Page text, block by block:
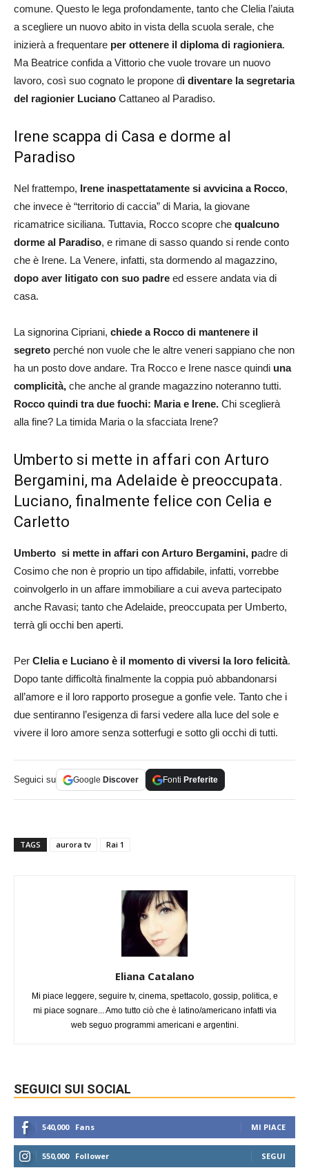
comune. Questo le lega profondamente, tanto che Clelia l’aiuta
a scegliere un nuovo abito in vista della scuola serale, che
inizierà a frequentare per ottenere il diploma di ragioniera.
Ma Beatrice confida a Vittorio che vuole trovare un nuovo
lavoro, così suo cognato le propone di diventare la segretaria
del ragionier Luciano Cattaneo al Paradiso.
Irene scappa di Casa e dorme al
Paradiso
Nel frattempo, Irene inaspettatamente si avvicina a Rocco,
che invece è “territorio di caccia” di Maria, la giovane
ricamatrice siciliana. Tuttavia, Rocco scopre che qualcuno
dorme al Paradiso, e rimane di sasso quando si rende conto
che è Irene. La Venere, infatti, sta dormendo al magazzino,
dopo aver litigato con suo padre ed essere andata via di
casa.
La signorina Cipriani, chiede a Rocco di mantenere il
segreto perché non vuole che le altre veneri sappiano che non
ha un posto dove andare. Tra Rocco e Irene nasce quindi una
complicità, che anche al grande magazzino noteranno tutti.
Rocco quindi tra due fuochi: Maria e Irene. Chi sceglierà
alla fine? La timida Maria o la sfacciata Irene?
Umberto si mette in affari con Arturo
Bergamini, ma Adelaide è preoccupata.
Luciano, finalmente felice con Celia e
Carletto
Umberto si mette in affari con Arturo Bergamini, padre di
Cosimo che non è proprio un tipo affidabile, infatti, vorrebbe
coinvolgerlo in un affare immobiliare a cui aveva partecipato
anche Ravasi; tanto che Adelaide, preoccupata per Umberto,
terrà gli occhi ben aperti.
Per Clelia e Luciano è il momento di viversi la loro felicità.
Dopo tante difficoltà finalmente la coppia può abbandonarsi
all’amore e il loro rapporto prosegue a gonfie vele. Tanto che i
due sentiranno l’esigenza di farsi vedere alla luce del sole e
vivere il loro amore senza sotterfugi e sotto gli occhi di tutti.
Seguici su Google Discover Fonti Preferite
TAGS aurora tv Rai 1
Eliana Catalano
Mi piace leggere, seguire tv, cinema, spettacolo, gossip, politica, e
mi piace sognare... Amo tutto ciò che è latino/americano infatti via
web seguo programmi americani e argentini.
SEGUICI SUI SOCIAL
540,000 Fans MI PIACE
550,000 Follower SEGUI